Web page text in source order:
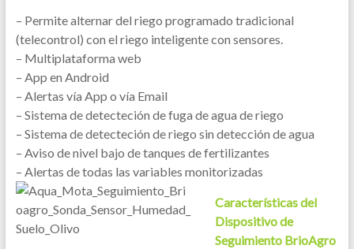
– Permite alternar del riego programado tradicional
(telecontrol) con el riego inteligente con sensores.
– Multiplataforma web
– App en Android
– Alertas vía App o vía Email
– Sistema de detecteción de fuga de agua de riego
– Sistema de detecteción de riego sin detección de agua
– Aviso de nivel bajo de tanques de fertilizantes
– Alertas de todas las variables monitorizadas
Características del
Dispositivo de
Seguimiento BrioAgro